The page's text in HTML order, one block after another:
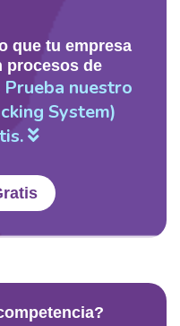
que tu empresa
procesos de
Prueba nuestro
System)